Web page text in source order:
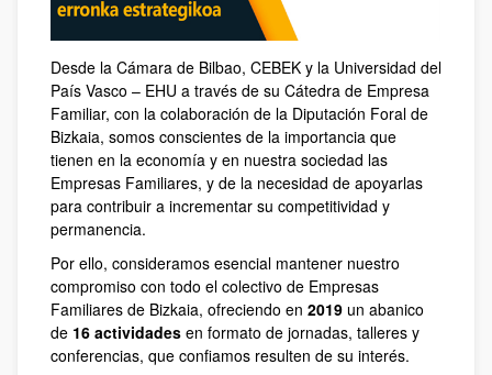
Desde la Cámara de Bilbao, CEBEK y la Universidad del
País Vasco – EHU a través de su Cátedra de Empresa
Familiar, con la colaboración de la Diputación Foral de
Bizkaia, somos conscientes de la importancia que
tienen en la economía y en nuestra sociedad las
Empresas Familiares, y de la necesidad de apoyarlas
para contribuir a incrementar su competitividad y
permanencia.
Por ello, consideramos esencial mantener nuestro
compromiso con todo el colectivo de Empresas
Familiares de Bizkaia, ofreciendo en 2019 un abanico
de 16 actividades en formato de jornadas, talleres y
conferencias, que confiamos resulten de su interés.